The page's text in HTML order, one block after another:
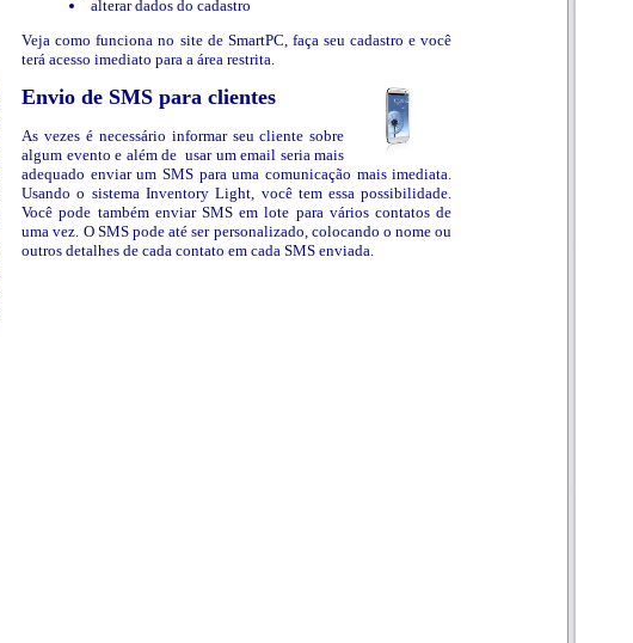
alterar dados do cadastro
Veja como funciona no site de SmartPC, faça seu cadastro e você
terá acesso imediato para a área restrita.
Envio de SMS para clientes
As vezes é necessário informar seu cliente sobre
algum evento e além de usar um email seria mais
adequado enviar um SMS para uma comunicação mais imediata.
Usando o sistema Inventory Light, você tem essa possibilidade.
Você pode também enviar SMS em lote para vários contatos de
uma vez. O SMS pode até ser personalizado, colocando o nome ou
outros detalhes de cada contato em cada SMS enviada.